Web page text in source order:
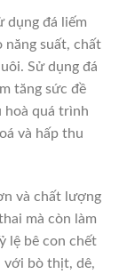
dụng đá liếm
năng suất, chất
Sử dụng đá
tăng sức đề
hoà quá trình
và hấp thu
và chất lượng
mà còn làm
lệ bê con chết
bò thịt, dê,